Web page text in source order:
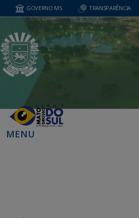
GOVERNO MS TRANSPARÊNCIA
MENU